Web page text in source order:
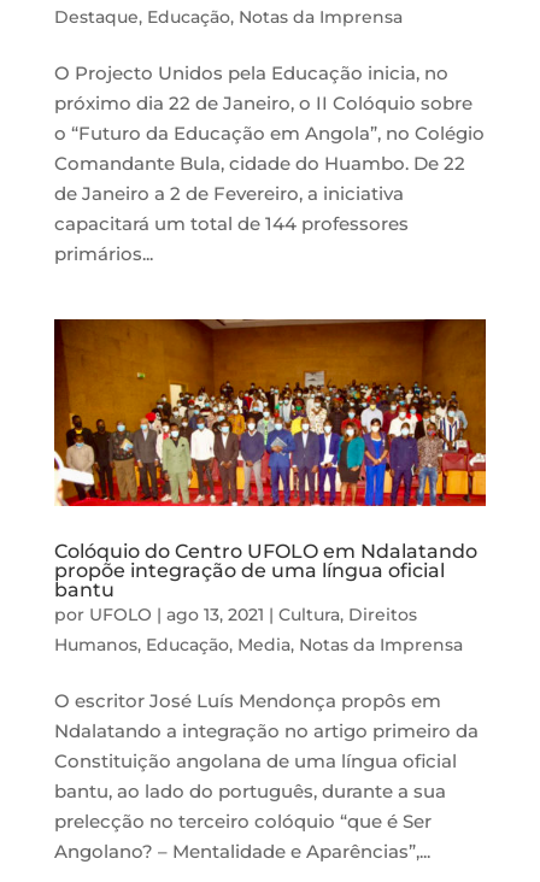
Destaque, Educação, Notas da Imprensa
O Projecto Unidos pela Educação inicia, no
próximo dia 22 de Janeiro, o II Colóquio sobre
o “Futuro da Educação em Angola”, no Colégio
Comandante Bula, cidade do Huambo. De 22
de Janeiro a 2 de Fevereiro, a iniciativa
capacitará um total de 144 professores
primários...
Colóquio do Centro UFOLO em Ndalatando
propõe integração de uma língua oficial
bantu
por UFOLO | ago 13, 2021 | Cultura, Direitos
Humanos, Educação, Media, Notas da Imprensa
O escritor José Luís Mendonça propôs em
Ndalatando a integração no artigo primeiro da
Constituição angolana de uma língua oficial
bantu, ao lado do português, durante a sua
prelecção no terceiro colóquio “que é Ser
Angolano? – Mentalidade e Aparências”,...